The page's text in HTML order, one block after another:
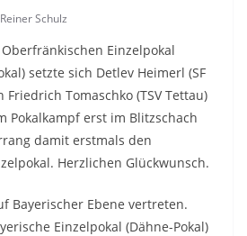
Reiner Schulz
Einzelpokal
setzte sich Detlev Heimerl (SF
Tomaschko (TSV Tettau)
Pokalkampf erst im Blitzschach
damit erstmals den
Herzlichen Glückwunsch.
Bayerischer Ebene vertreten.
Einzelpokal (Dähne-Pokal)